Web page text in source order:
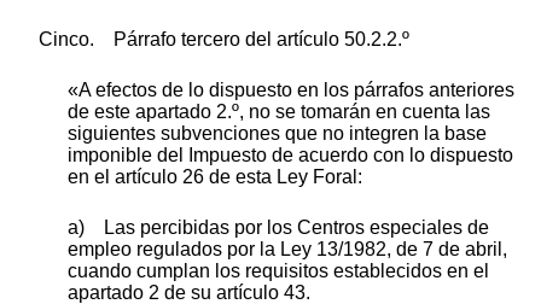
Cinco. Párrafo tercero del artículo 50.2.2.º
«A efectos de lo dispuesto en los párrafos anteriores
de este apartado 2.º, no se tomarán en cuenta las
siguientes subvenciones que no integren la base
imponible del Impuesto de acuerdo con lo dispuesto
en el artículo 26 de esta Ley Foral:
a) Las percibidas por los Centros especiales de
empleo regulados por la Ley 13/1982, de 7 de abril,
cuando cumplan los requisitos establecidos en el
apartado 2 de su artículo 43.